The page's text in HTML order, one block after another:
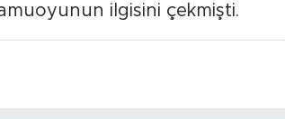
ilgisini çekmişti.